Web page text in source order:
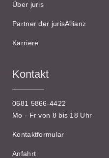
Über juris
Partner der jurisAllianz
Karriere
Kontakt
0681 5866-4422
Mo - Fr von 8 bis 18 Uhr
Kontaktformular
Anfahrt